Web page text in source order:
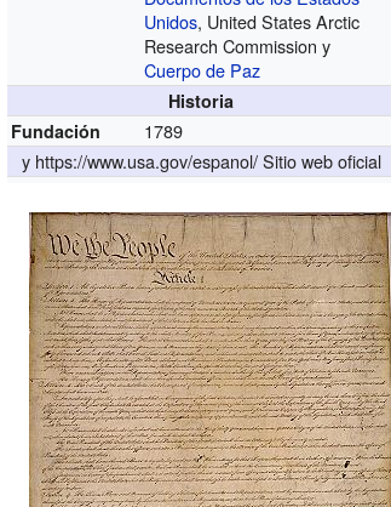
Unidos, United States Arctic
Research Commission y
Cuerpo de Paz
Historia
Fundación
1789
y https://www.usa.gov/espanol/Sitio web oficial